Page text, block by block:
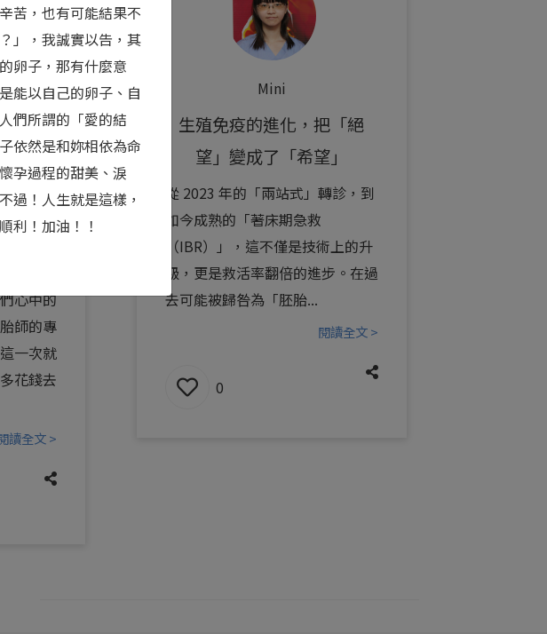
我們
卵子，
，但當
了狀況
心中的
師的專
一次就
花錢去
讀全文 >
Mini
生殖免疫的進化，把「絕
望」變成了「希望」
從 2023 年的「兩站式」轉診，到
如今成熟的「著床期急救
（IBR）」，這不僅是技術上的升
級，更是救活率翻倍的進步。在過
去可能被歸咎為「胚胎...
閱讀全文 >
0
苦，也有可能結果不
」，我誠實以告，其
卵子，那有什麼意
能以自己的卵子、自
們所謂的「愛的結
依然是和妳相依為命
孕過程的甜美、淚
過！人生就是這樣，
利！加油！！